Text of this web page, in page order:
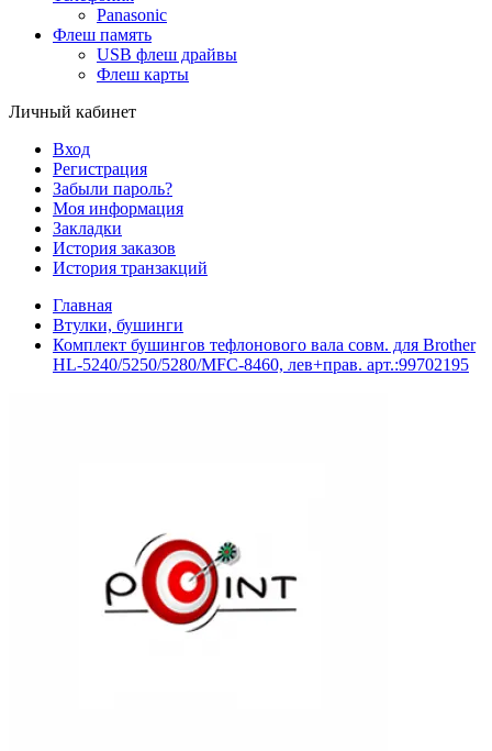
Panasonic
Флеш память
USB флеш драйвы
Флеш карты
Личный кабинет
Вход
Регистрация
Забыли пароль?
Моя информация
Закладки
История заказов
История транзакций
Главная
Втулки, бушинги
Комплект бушингов тефлонового вала совм. для Brother
HL-5240/5250/5280/MFC-8460, лев+прав. арт.:99702195